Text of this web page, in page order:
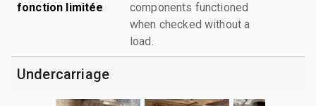
fonction limitée
components functioned
when checked without a
load.
Undercarriage